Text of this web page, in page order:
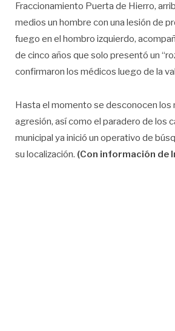
Fraccionamiento Puerta de Hierro,
medios un hombre con una lesión de
fuego en el hombro izquierdo,
de cinco años que solo presentó un
confirmaron los médicos luego de la
Hasta el momento se desconocen los
agresión, así como el paradero de los
municipal ya inició un operativo de
su localización. (Con información de